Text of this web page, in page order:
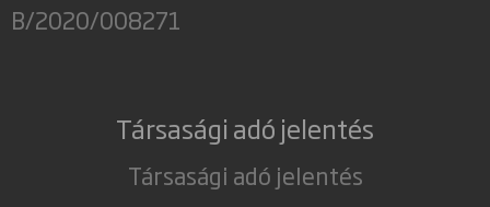
B/2020/008271
Társasági adó jelentés
Társasági adó jelentés